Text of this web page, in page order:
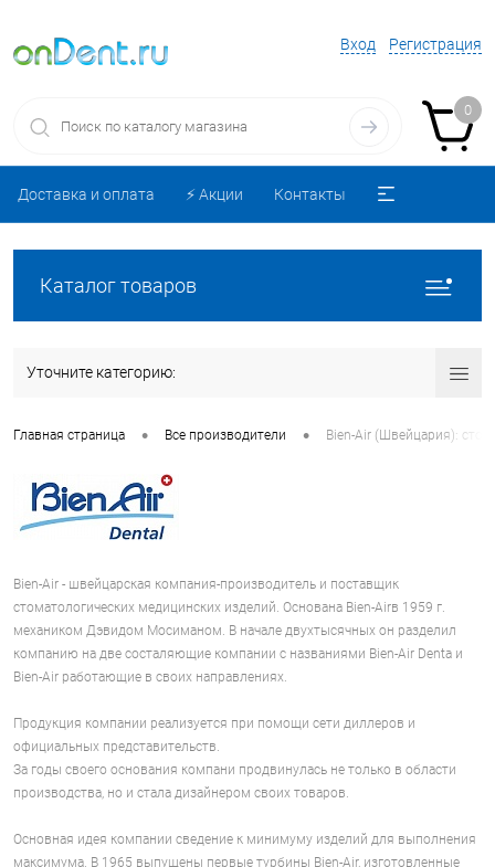
Вход Регистрация
0
Доставка и оплата ⚡️ Акции Контакты
Каталог товаров
Уточните категорию:
Главная страница • Все производители • Bien-Air (Швейцария):
Bien-Air - швейцарская компания-производитель и поставщик
стоматологических медицинских изделий. Основана Bien-Airв 1959 г.
механиком Дэвидом Мосиманом. В начале двухтысячных он разделил
компанию на две состаляющие компании с названиями Bien-Air Denta и
Bien-Air работающие в своих направлениях.
Продукция компании реализуется при помощи сети диллеров и
официальных представительств.
За годы своего основания компани продвинулась не только в области
производства, но и стала дизайнером своих товаров.
Основная идея компании сведение к минимуму изделий для выполнения
максимума. В 1965 выпущены первые турбины Bien-Air, изготовленные